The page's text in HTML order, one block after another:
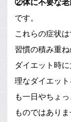
②体に不要な老
です。
これらの症状
習慣の積み重ね
ダイエット時
理なダイエッ
も一日やちょ
ものではありま